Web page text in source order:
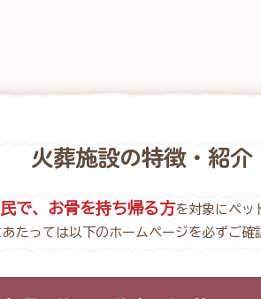
火葬施設の特徴・紹介
で、お骨を持ち帰る方を対象にペッ
あたっては以下のホームページを必ずご確